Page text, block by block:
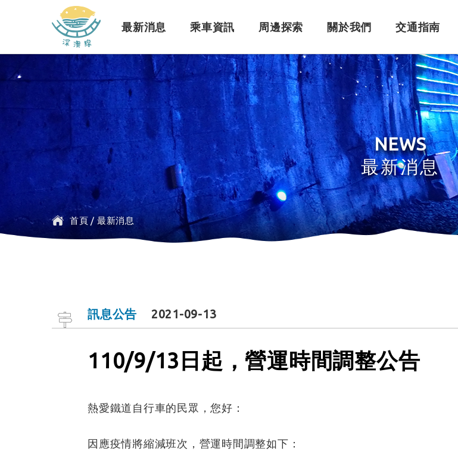
最新消息
訊息公告
乘車資訊
行車路線 票價時刻 購票須知 訂票系統
周邊探索
景點介紹 探索行程介紹
關於我們
緣起簡介 設施介紹 角色介紹 車體設計
交通指南
公車 自行開車
一般問題 訂票問題 訂單問題 搭乘問題
NEWS
最新消息
首頁 /最新消息
訊息公告 2021-09-13
110/9/13日起，營運時間調整公告
熱愛鐵道自行車的民眾，您好：
因應疫情將縮減班次，營運時間調整如下：